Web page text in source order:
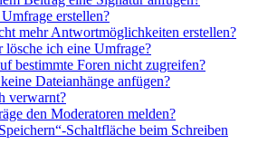
erstellen?
mehr Antwortmöglichkeiten erstellen?
lösche ich eine Umfrage?
bestimmte Foren nicht zugreifen?
Dateianhänge anfügen?
verwarnt?
den Moderatoren melden?
Schaltfläche beim Schreiben